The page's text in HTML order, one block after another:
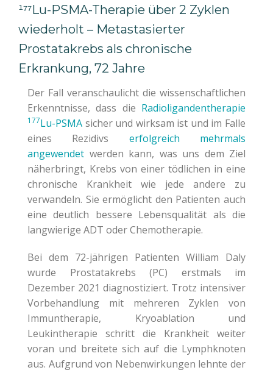
¹⁷⁷Lu-PSMA-Therapie über 2 Zyklen
wiederholt – Metastasierter
Prostatakrebs als chronische
Erkrankung, 72 Jahre
Der Fall veranschaulicht die wissenschaftlichen
Erkenntnisse, dass die Radioligandentherapie
177Lu-PSMA sicher und wirksam ist und im Falle
eines Rezidivs erfolgreich mehrmals
angewendet werden kann, was uns dem Ziel
näherbringt, Krebs von einer tödlichen in eine
chronische Krankheit wie jede andere zu
verwandeln. Sie ermöglicht den Patienten auch
eine deutlich bessere Lebensqualität als die
langwierige ADT oder Chemotherapie.
Bei dem 72-jährigen Patienten William Daly
wurde Prostatakrebs (PC) erstmals im
Dezember 2021 diagnostiziert. Trotz intensiver
Vorbehandlung mit mehreren Zyklen von
Immuntherapie, Kryoablation und
Leukintherapie schritt die Krankheit weiter
voran und breitete sich auf die Lymphknoten
aus. Aufgrund von Nebenwirkungen lehnte der